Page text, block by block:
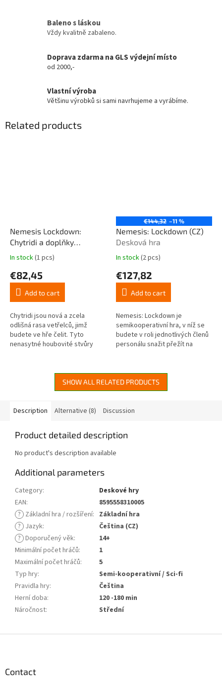
Baleno s láskou
Vždy kvalitně zabaleno.
Doprava zdarma na GLS výdejní místo
od 2000,-
Vlastní výroba
Většinu výrobků si sami navrhujeme a vyrábíme.
Related products
Nemesis Lockdown:
Chytridi a doplňky
Desková hra - rozšíření
The
product
rating
out
of
5
stars.
In stock(1 pcs)
€82,45
Add to cart
Chytridi jsou nová a zcela
odlišná rasa vetřelců, jimž
budete ve hře čelit. Tyto
nenasytné houbovité stvůry
€144,32 –11 %
Nemesis: Lockdown (CZ)
Desková hra
The
product
rating
out
of
5
stars.
In stock(2 pcs)
€127,82
Add to cart
Nemesis: Lockdown je
semikooperativní hra, v níž se
budete v roli jednotlivých členů
personálu snažit přežít na
SHOW ALL RELATED PRODUCTS
Description Alternative (8) Discussion
Product detailed description
No product's description available
Additional parameters
Category:
Deskové hry
EAN:
8595558310005
? Základní hra / rozšíření: Základní hra
? Jazyk:
Čeština (CZ)
? Doporučený věk:
14+
Minimální počet hráčů:
1
Maximální počet hráčů:
5
Typ hry:
Semi-kooperativní / Sci-fi
Pravidla hry:
Čeština
Herní doba:
120 -180 min
Náročnost: Střední
Contact